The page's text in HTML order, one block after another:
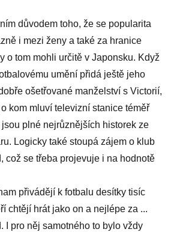
důvodem toho, že se popularita
i mezi ženy a také za hranice
o tom mohli určitě v Japonsku. Když
umění přidá ještě jeho
ošetřované manželství s Victorií,
kom mluví televizní stanice téměř
plné nejrůznějších historek ze
Logicky také stoupá zájem o klub
což se třeba projevuje i na hodnotě
přivádějí k fotbalu desítky tisíc
chtějí hrát jako on a nejlépe za ...
I pro něj samotného to bylo vždy